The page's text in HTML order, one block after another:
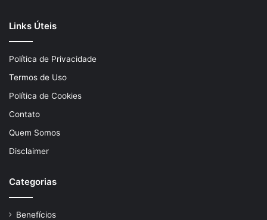
Links Úteis
Política de Privacidade
Termos de Uso
Política de Cookies
Contato
Quem Somos
Disclaimer
Categorias
Benefícios